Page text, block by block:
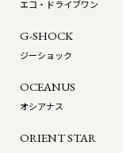
エコ・ドライブワン
G-SHOCK
ジーショック
OCEANUS
オシアナス
ORIENT STAR